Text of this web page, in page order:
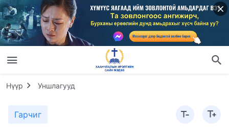
Нүүр Уншлагууд
Гарчиг